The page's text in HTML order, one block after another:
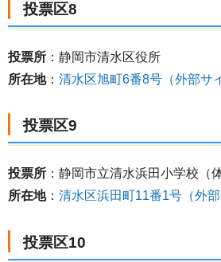
投票区8
投票所 ：静岡市清水区役所
所在地： 清水区旭町6番8号（外部サ
投票区9
投票所 ：静岡市立清水浜田小学校（
所在地： 清水区浜田町11番1号（外部
投票区10